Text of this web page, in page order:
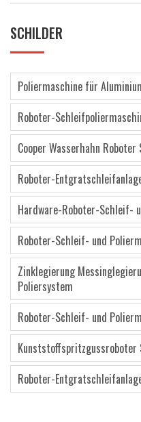
SCHILDER
Poliermaschine für
Roboter-
Cooper Wasserhahn
Roboter-
Hardware-Roboter-Schleif-
Roboter-Schleif- und
Zinklegierung
Poliersystem
Roboter-Schleif- und
Roboter-